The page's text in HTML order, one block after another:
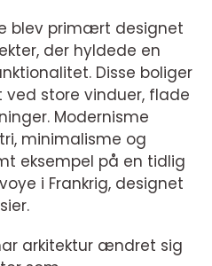
blev primært designet
der hyldede en
Disse boliger
store vinduer, flade
Modernisme
minimalisme og
eksempel på en tidlig
i Frankrig, designet
arkitektur ændret sig